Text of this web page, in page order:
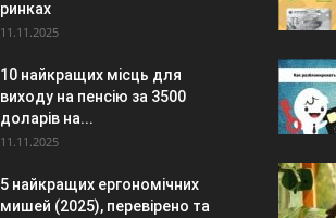
ринках
11.11.2025
10 найкращих місць для
виходу на пенсію за 3500
доларів на...
11.11.2025
5 найкращих ергономічних
мишей (2025), перевірено та